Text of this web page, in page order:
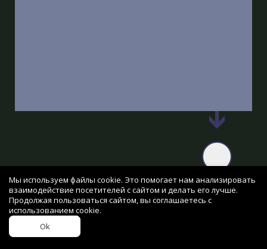
Организаторы
Мы используем файлы cookie. Это помогает нам анализировать
взаимодействие посетителей с сайтом и делать его лучше.
Продолжая пользоваться сайтом, вы соглашаетесь с
использованием cookie.
Ok